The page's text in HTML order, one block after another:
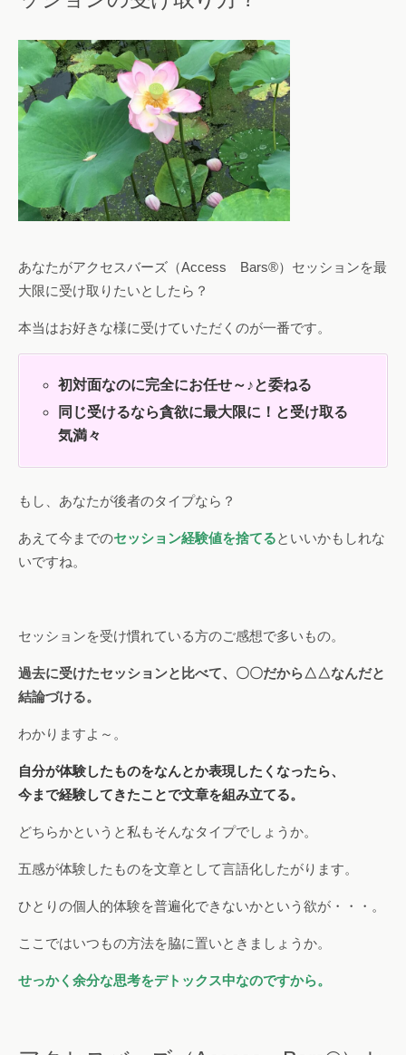
あなたがアクセスバーズ（Access Bars®）セッションを最
大限に受け取りたいとしたら？
本当はお好きな様に受けていただくのが一番です。
初対面なのに完全にお任せ～♪と委ねる
同じ受けるなら貪欲に最大限に！と受け取る
気満々
もし、あなたが後者のタイプなら？
あえて今までのセッション経験値を捨てるといいかもしれな
いですね。
セッションを受け慣れている方のご感想で多いもの。
過去に受けたセッションと比べて、〇〇だから△△なんだと
結論づける。
わかりますよ～。
自分が体験したものをなんとか表現したくなったら、
今まで経験してきたことで文章を組み立てる。
どちらかというと私もそんなタイプでしょうか。
五感が体験したものを文章として言語化したがります。
ひとりの個人的体験を普遍化できないかという欲が・・・。
ここではいつもの方法を脇に置いときましょうか。
せっかく余分な思考をデトックス中なのですから。